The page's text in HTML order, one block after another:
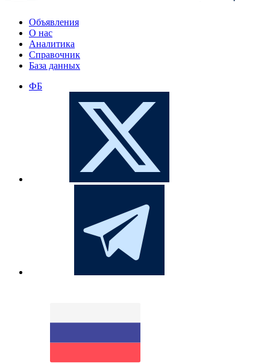
Объявления
О нас
Аналитика
Справочник
База данных
ФБ